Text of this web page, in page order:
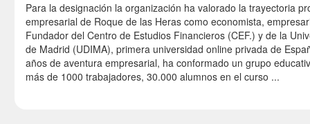
Para la designación la organización ha valorado la trayectoria
empresarial de Roque de las Heras como economista,
Fundador del Centro de Estudios Financieros (CEF.) y de la
de Madrid (UDIMA), primera universidad online privada de
años de aventura empresarial, ha conformado un grupo
más de 1000 trabajadores, 30.000 alumnos en el curso ...